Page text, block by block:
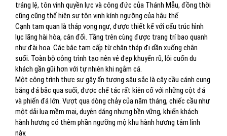
tráng lệ, tôn vinh quyền lực và công đức của Thánh Mẫu, đồng thời
cũng cũng thể hiện sự tôn vinh kính ngưỡng của hậu thế.
Cạnh tam quan là tháp vọng ngư, được thiết kế với cấu trúc hình
lục lăng hài hòa, cân đối. Tầng trên cùng được trang trí bao quanh
như đài hoa. Các bậc tam cấp từ chân tháp đi dần xuống chân
suối. Toàn bộ công trình tạo nên vẻ đẹp khuyến rũ, lôi cuốn du
khách gần gũi hơn với tự nhiên khi ngắm cá.
Một công trình thực sự gây ấn tượng sâu sắc là cây cầu cánh cung
bằng đá bắc qua suối, được chế tác rất kiên cố với những cột đá
và phiến đá lớn. Vượt qua dòng chảy của năm tháng, chiếc cầu như
một dải lụa mềm mại, duyên dáng nhưng bền vững, khiến khách
hành hương có thêm phần ngưỡng mộ khu hành hương tâm linh
này.